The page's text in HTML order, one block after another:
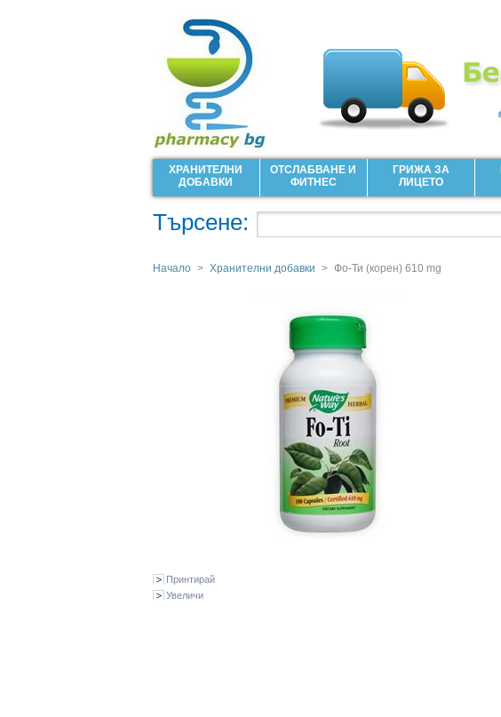
ХРАНИТЕЛНИ
ДОБАВКИ
ОТСЛАБВАНЕ И
ФИТНЕС
ГРИЖА ЗА
ЛИЦЕТО
Търсене:
Начало > Хранителни добавки > Фо-Ти (корен) 610 mg
Принтирай
Увеличи